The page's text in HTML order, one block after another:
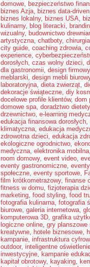
domowe, bezpieczeństwo
biznes Azja, biznes data-driven
biznes lokalny, biznes USA,
kulinarny, blog literacki,
wizualny, budownictwo
artystyczna, chatboty,
city guide, coaching zdrowia,
experience,
dorosłych, czas wolny dzieci,
dla gastronomii, design firmowy
meblarski, design mebli
laboratoryjna, dieta zwierząt,
dekoracje świąteczne, diy
docelowe profile klientów, dom
domowe spa, doradztwo
drzewnictwo, e-learning
edukacja finansowa dorosłych,
klimatyczna, edukacja
zdrowotna dzieci, edukacja
ekologiczne ogrodnictwo,
medyczna, elektronika mobilna,
room domowy, event video,
eventy gastronomiczne,
społeczne, eventy sportowe,
film krótkometrażowy, finanse
fitness w domu, fizjoterapia
marketing, food styling, food
fotografia kulinarna, fotografia
biurowe, galeria internetowa,
komputerowa 3D, grafika
logiczne online, gry planszowe
kreatywne, hotele biznesowe,
kampanie, infrastruktura
outdoor, inteligentne
inwestycyjne, kampanie
kapitał obrotowy, kayaking,